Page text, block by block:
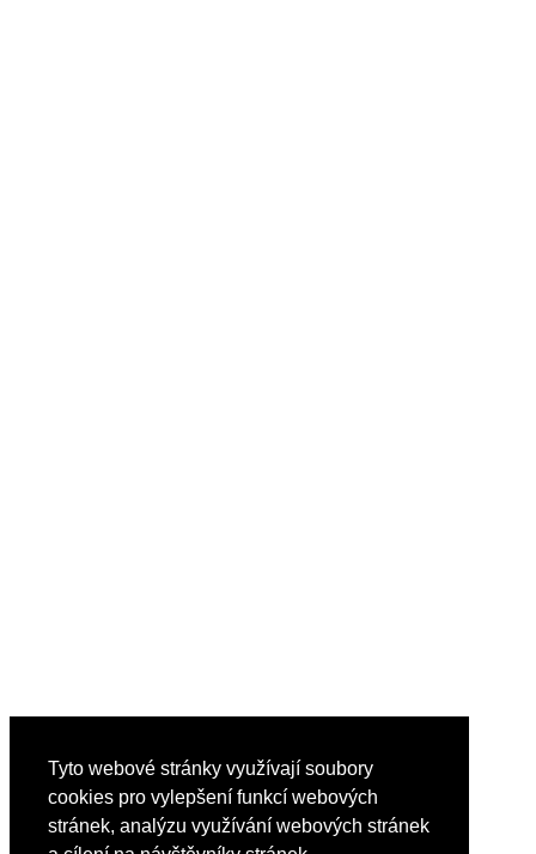
Tyto webové stránky využívají soubory
cookies pro vylepšení funkcí webových
stránek, analýzu využívání webových stránek